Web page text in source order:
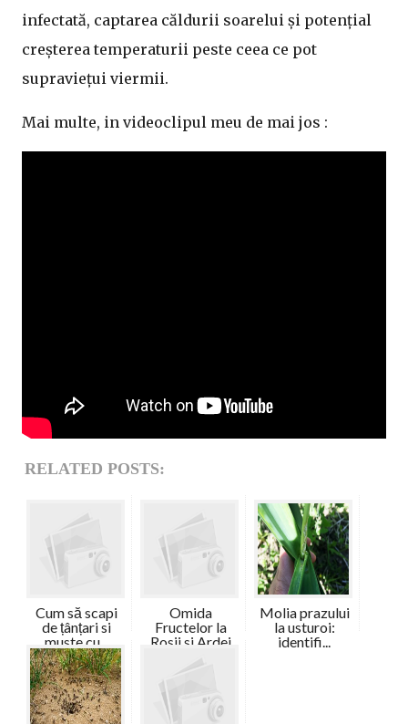
infectată, captarea căldurii soarelui și potențial
creșterea temperaturii peste ceea ce pot
supraviețui viermii.
Mai multe, in videoclipul meu de mai jos :
RELATED POSTS:
Cum să scapi
de țânțari si
muste cu...
Omida
Fructelor la
Rosii si Ardei
Molia prazului
la usturoi:
identifi...